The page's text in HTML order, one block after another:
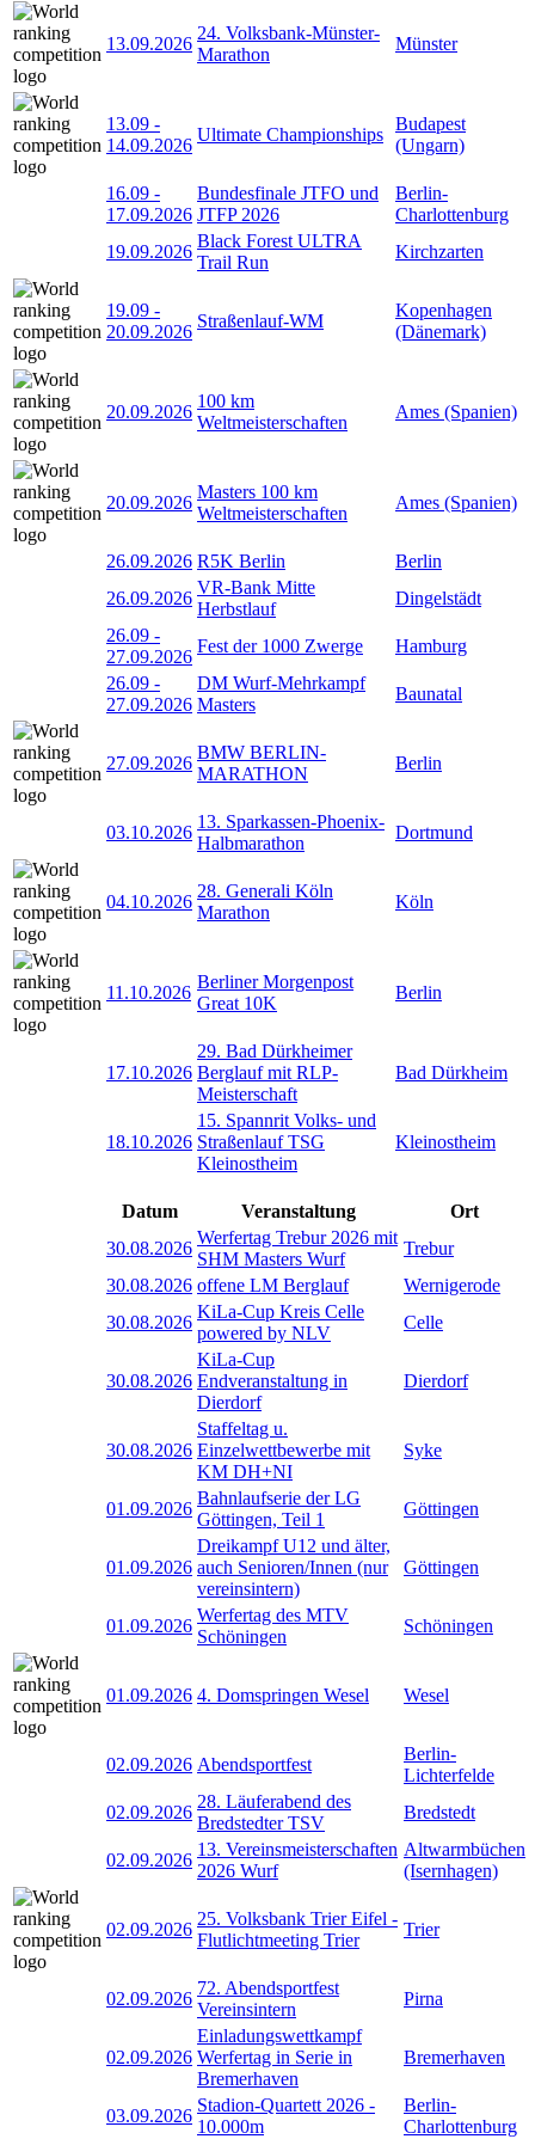
13.09.2026
24. Volksbank-Münster-
Marathon
Münster
13.09 -
14.09.2026
Ultimate Championships
Budapest
(Ungarn)
16.09 -
17.09.2026
Bundesfinale JTFO und
JTFP 2026
Berlin-
Charlottenburg
19.09.2026
Black Forest ULTRA
Trail Run
Kirchzarten
19.09 -
20.09.2026
Straßenlauf-WM
Kopenhagen
(Dänemark)
20.09.2026
100 km
Weltmeisterschaften
Ames (Spanien)
20.09.2026
Masters 100 km
Weltmeisterschaften
Ames (Spanien)
26.09.2026 R5K Berlin
Berlin
26.09.2026
VR-Bank Mitte
Herbstlauf
Dingelstädt
26.09 -
27.09.2026
Fest der 1000 Zwerge
Hamburg
26.09 -
27.09.2026
DM Wurf-Mehrkampf
Masters
Baunatal
27.09.2026
BMW BERLIN-
MARATHON
Berlin
03.10.2026
13. Sparkassen-Phoenix-
Halbmarathon
Dortmund
04.10.2026
28. Generali Köln
Marathon
Köln
11.10.2026
Berliner Morgenpost
Great 10K
Berlin
17.10.2026
29. Bad Dürkheimer
Berglauf mit RLP-
Meisterschaft
Bad Dürkheim
18.10.2026
15. Spannrit Volks- und
Straßenlauf TSG
Kleinostheim
Kleinostheim
Datum Veranstaltung
Ort
30.08.2026
Werfertag Trebur 2026 mit
SHM Masters Wurf
Trebur
30.08.2026 offene LM Berglauf
Wernigerode
30.08.2026
KiLa-Cup Kreis Celle
powered by NLV
Celle
30.08.2026
KiLa-Cup
Endveranstaltung in
Dierdorf
Dierdorf
30.08.2026
Staffeltag u.
Einzelwettbewerbe mit
KM DH+NI
Syke
01.09.2026
Bahnlaufserie der LG
Göttingen, Teil 1
Göttingen
01.09.2026
Dreikampf U12 und älter,
auch Senioren/Innen (nur
vereinsintern)
Göttingen
01.09.2026
Werfertag des MTV
Schöningen
Schöningen
01.09.2026 4. Domspringen Wesel Wesel
02.09.2026 Abendsportfest
Berlin-
Lichterfelde
02.09.2026
28. Läuferabend des
Bredstedter TSV
Bredstedt
02.09.2026
13. Vereinsmeisterschaften
2026 Wurf
Altwarmbüchen
(Isernhagen)
02.09.2026
25. Volksbank Trier Eifel -
Flutlichtmeeting Trier
Trier
02.09.2026
72. Abendsportfest
Vereinsintern
Pirna
02.09.2026
Einladungswettkampf
Werfertag in Serie in
Bremerhaven
Bremerhaven
03.09.2026
Stadion-Quartett 2026 -
10.000m
Berlin-
Charlottenburg